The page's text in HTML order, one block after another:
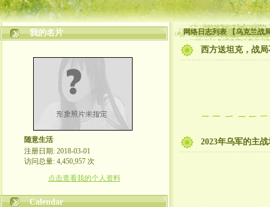
我的名片
随意生活
注册日期: 2018-03-01
访问总量: 4,450,957 次
点击查看我的个人资料
Calendar
网络日志列表 【乌克兰战
西方送坦克，战
2023年乌军的主战